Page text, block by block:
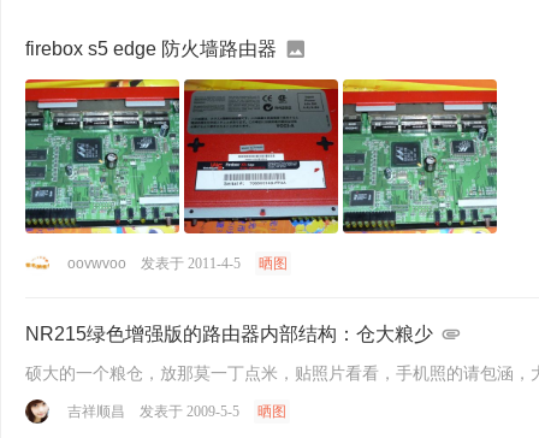
firebox s5 edge 防火墙路由器
oovwvoo 发表于 2011-4-5 晒图
NR215绿色增强版的路由器内部结构：仓大粮少
硕大的一个粮仓，放那莫一丁点米，贴照片看看，手机照的请包涵，
吉祥顺昌 发表于 2009-5-5 晒图